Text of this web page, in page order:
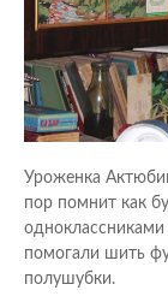
Уроженка
пор помнит как
помогали шить
полушубки.